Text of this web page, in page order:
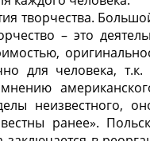
творчества.
– это
для человека, т.к.
неизвестного,
ранее».